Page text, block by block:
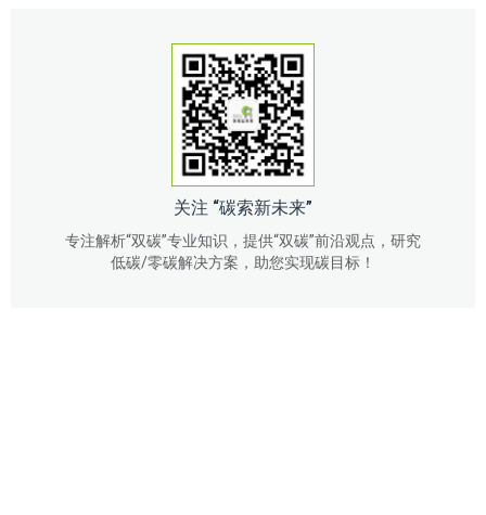
关注 “碳索新未来”
专注解析“双碳”专业知识，提供“双碳”前沿观点，研究
低碳/零碳解决方案，助您实现碳目标！